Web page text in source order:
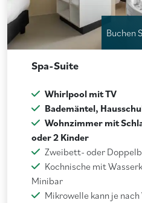
Buchen
Spa-Suite
Whirlpool mit TV
Bademäntel,
Wohnzimmer mit
oder 2 Kinder
Zweibett- oder
Kochnische mit
Minibar
Mikrowelle kann je